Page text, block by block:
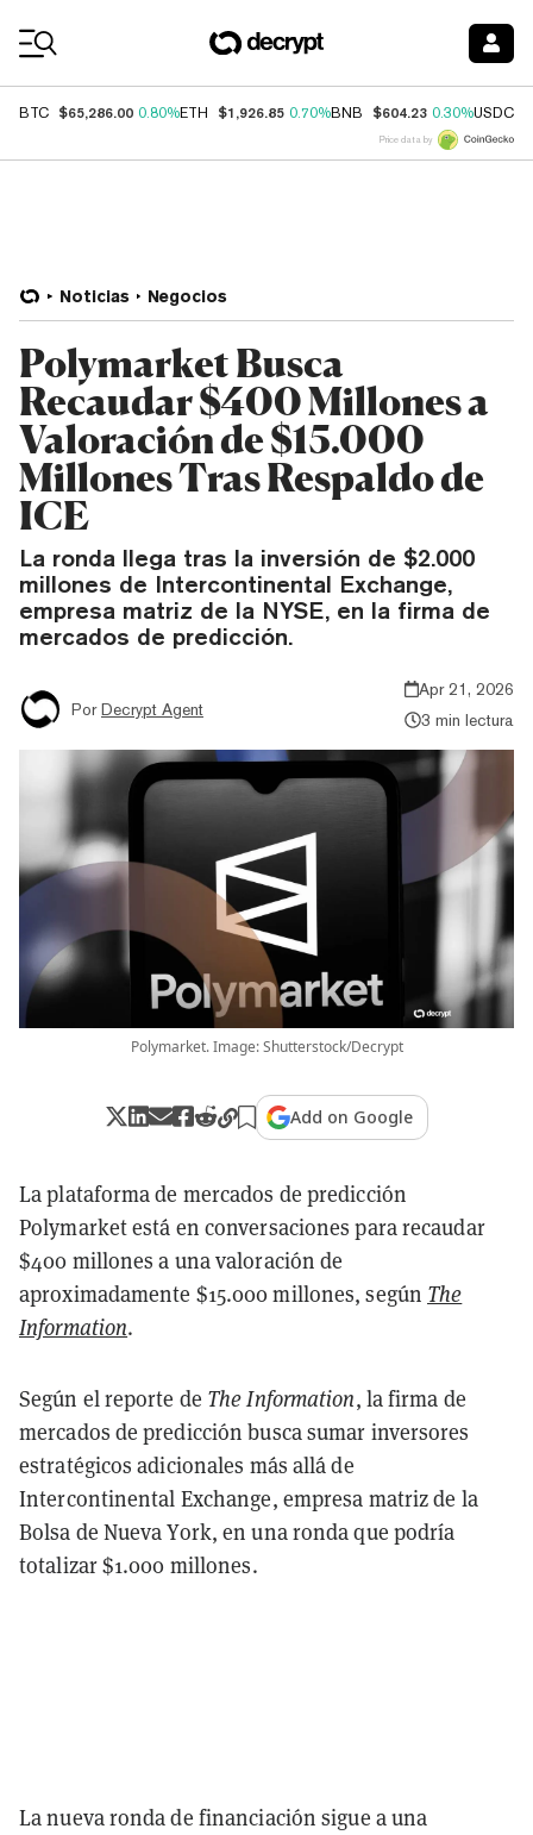
BTC $65,286.00 0.80%ETH $1,926.85 0.70%BNB $604.23 0.30%USDC
Price data by
Noticias Negocios
Polymarket Busca
Recaudar $400 Millones a
Valoración de $15.000
Millones Tras Respaldo de
ICE
La ronda llega tras la inversión de $2.000
millones de Intercontinental Exchange,
empresa matriz de la NYSE, en la firma de
mercados de predicción.
Por Decrypt Agent
Apr 21, 2026
3 min lectura
Polymarket. Image: Shutterstock/Decrypt
Add on Google
La plataforma de mercados de predicción
Polymarket está en conversaciones para recaudar
$400 millones a una valoración de
aproximadamente $15.000 millones, según The
Information.
Según el reporte de The Information, la firma de
mercados de predicción busca sumar inversores
estratégicos adicionales más allá de
Intercontinental Exchange, empresa matriz de la
Bolsa de Nueva York, en una ronda que podría
totalizar $1.000 millones.
La nueva ronda de financiación sigue a una